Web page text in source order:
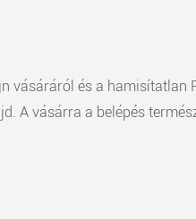
vásáráról és a hamisítatlan
A vásárra a belépés